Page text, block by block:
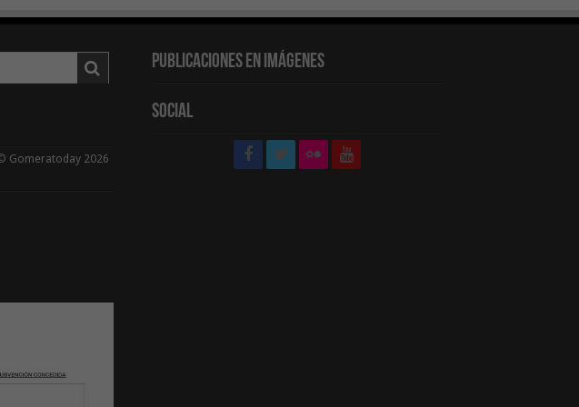
Gomeratoday 2026
Publicaciones en Imágenes
Social